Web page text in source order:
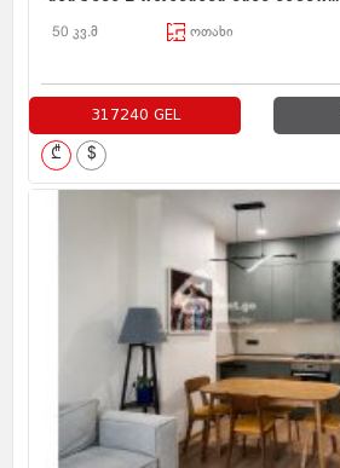
50 კვ.მ ოთახი
317240 GEL
₾ $